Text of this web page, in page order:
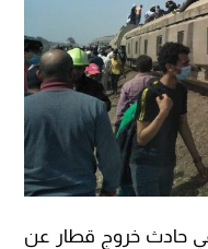
في حادث خروج قطار عن